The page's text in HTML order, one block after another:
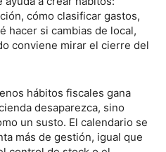
cómo clasificar gastos,
hacer si cambias de local,
conviene mirar el cierre del
hábitos fiscales gana
desaparezca, sino
un susto. El calendario se
más de gestión, igual que